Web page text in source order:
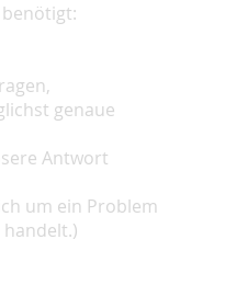
genaue
Antwort
um ein Problem